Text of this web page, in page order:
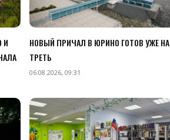
И
НОВЫЙ ПРИЧАЛ В ЮРИНО ГОТОВ УЖЕ НА
ТРЕТЬ
06.08.2026, 09:31